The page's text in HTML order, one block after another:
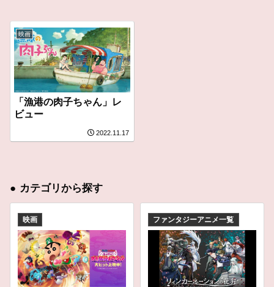
メ」特集ア
ニメコラム
メ」アニメ
コラム #私を
構成する5つ
のアニメ
映画
「漁港の肉子ちゃん」レ
ビュー
2022.11.17
● カテゴリから探す
映画 ファンタジーアニメ一覧